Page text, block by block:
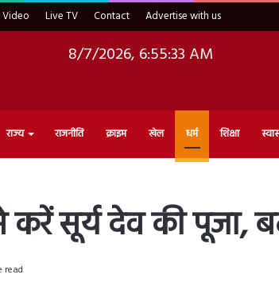
Video Live TV Contact Advertise with us
8/7/2026, 6:55:34 AM
राज्य राजनीति क्राइम खेल धर्म शिक्षा
करें सूर्य देव की पूजा,
read